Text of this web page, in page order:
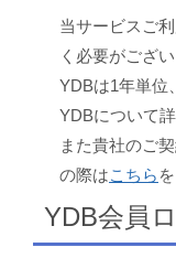
当サービスご
く必要がござい
YDBは1年単位
YDBについて
また貴社のご
の際はこちら
YDB会員